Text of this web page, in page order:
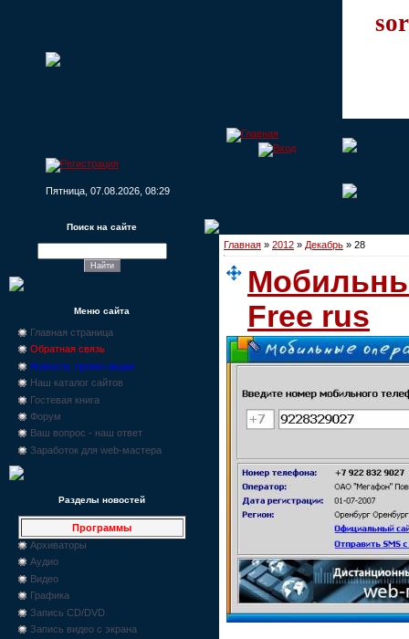
Пятница, 07.08.2026, 08:29
Поиск на сайте
Меню сайта
Главная страница
Обратная связь
Новости, промо-акции
Наш каталог сайтов
Гостевая книга
Форум
Ваш вопрос - наш ответ
Заработок для web-мастера
Разделы новостей
Программы
Архиваторы
Аудио
Видео
Графика
Запись CD/DVD
Запись видео с экрана
Главная » 2012 » Декабрь » 28
Free rus